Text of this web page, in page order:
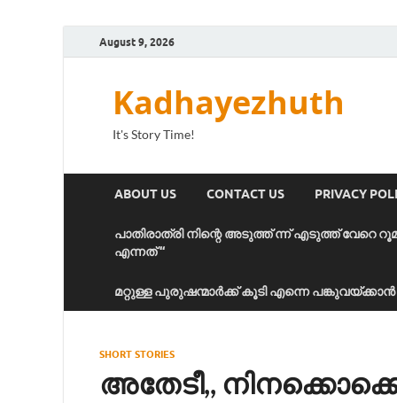
August 9, 2026
Kadhayezhuth
It's Story Time!
ABOUT US CONTACT US PRIVACY
പാതിരാത്രി നിന്റെ അടുത്ത് ന്ന് എടുത്ത് വേറെ
എന്നത് “
മറ്റുള്ള പുരുഷന്മാർക്ക് കൂടി എന്നെ
SHORT STORIES
അതേടീ,,